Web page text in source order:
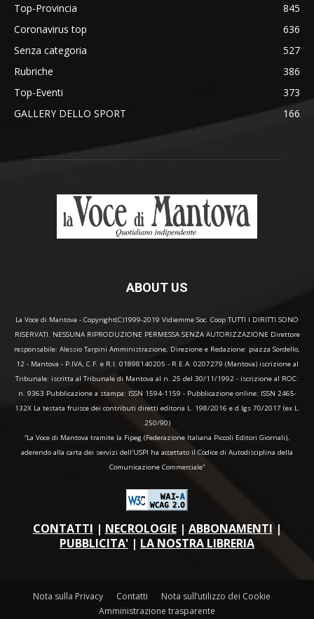
Top-Provincia
845
Coronavirus top
636
Senza categoria
527
Rubriche
386
Top-Eventi
373
GALLERY DELLO SPORT
166
ABOUT US
La Voce di Mantova - Copyright(C)1999-2019 Vidiemme Soc. Coop TUTTI I DIRITTI SONO
RISERVATI. NESSUNA RIPRODUZIONE PERMESSA SENZA AUTORIZZAZIONE Direttore
responsabile: Alessio Tarpini Amministrazione, Direzione e Redazione: piazza Sordello,
12 - Mantova - P.IVA, C.F. e R.I. 01898140205 - R.E.A. 0207279 (Mantova) iscrizione al
Tribunale: iscritta al Tribunale di Mantova al n. 25 del 30/11/1992 - iscrizione al ROC:
n. 9363 Pubblicazione a stampa: ISSN 1594-1159 - Pubblicazione online: ISSN 2465-
132X La testata fruisce dei contributi diretti editoria L. 198/2016 e d.lgs 70/2017 (ex L.
250/90)
“La Voce di Mantova tramite la Fipeg (Federazione Italiana Piccoli Editori Giornali),
aderendo alla carta dei servizi dell'USPI ha accettato il Codice di Autodisciplina della
Comunicazione Commerciale"
CONTATTI | NECROLOGIE| ABBONAMENTI |
PUBBLICITA' | LA NOSTRA LIBRERIA
Nota sulla Privacy Contatti
Nota sull’utilizzo dei Cookie
Amministrazione trasparente